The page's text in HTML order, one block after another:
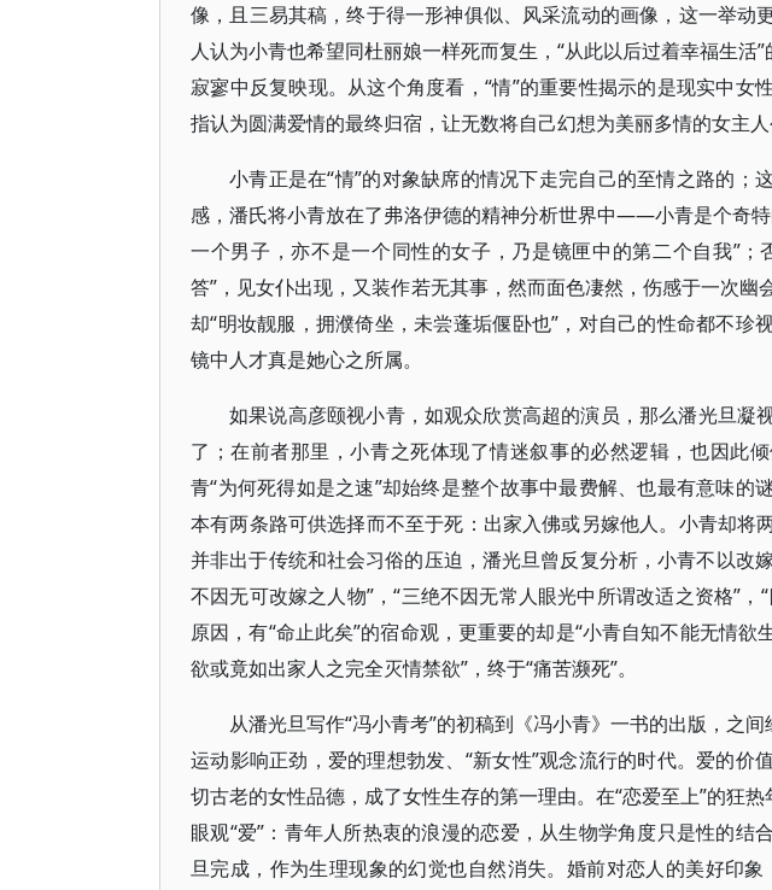
像，且三易其稿，终于得一形神俱似、风采流动的画像，这一举动
人认为小青也希望同杜丽娘一样死而复生，“从此以后过着幸福生活
寂寥中反复映现。从这个角度看，“情”的重要性揭示的是现实中女
指认为圆满爱情的最终归宿，让无数将自己幻想为美丽多情的女主人
小青正是在“情”的对象缺席的情况下走完自己的至情之路的；
感，潘氏将小青放在了弗洛伊德的精神分析世界中——小青是个奇
一个男子，亦不是一个同性的女子，乃是镜匣中的第二个自我”；
答”，见女仆出现，又装作若无其事，然而面色凄然，伤感于一次幽
却“明妆靓服，拥濮倚坐，未尝蓬垢偃卧也”，对自己的性命都不珍
镜中人才真是她心之所属。
如果说高彦颐视小青，如观众欣赏高超的演员，那么潘光旦凝
了；在前者那里，小青之死体现了情迷叙事的必然逻辑，也因此
青“为何死得如是之速”却始终是整个故事中最费解、也最有意味的
本有两条路可供选择而不至于死：出家入佛或另嫁他人。小青却将
并非出于传统和社会习俗的压迫，潘光旦曾反复分析，小青不以改
不因无可改嫁之人物”，“三绝不因无常人眼光中所谓改适之资格”，
原因，有“命止此矣”的宿命观，更重要的却是“小青自知不能无情
欲或竟如出家人之完全灭情禁欲”，终于“痛苦濒死”。
从潘光旦写作“冯小青考”的初稿到《冯小青》一书的出版，之
运动影响正劲，爱的理想勃发、“新女性”观念流行的时代。爱的价
切古老的女性品德，成了女性生存的第一理由。在“恋爱至上”的狂
眼观“爱”：青年人所热衷的浪漫的恋爱，从生物学角度只是性的结
旦完成，作为生理现象的幻觉也自然消失。婚前对恋人的美好印